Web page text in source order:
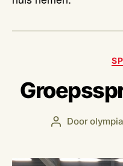
Berichtauteur
Doorolympia